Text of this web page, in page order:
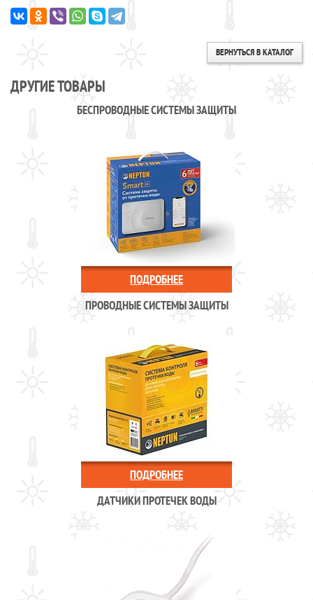
ВЕРНУТЬСЯ В КАТАЛОГ
ДРУГИЕ ТОВАРЫ
БЕСПРОВОДНЫЕ СИСТЕМЫ ЗАЩИТЫ
ПОДРОБНЕЕ
ПРОВОДНЫЕ СИСТЕМЫ ЗАЩИТЫ
ПОДРОБНЕЕ
ДАТЧИКИ ПРОТЕЧЕК ВОДЫ